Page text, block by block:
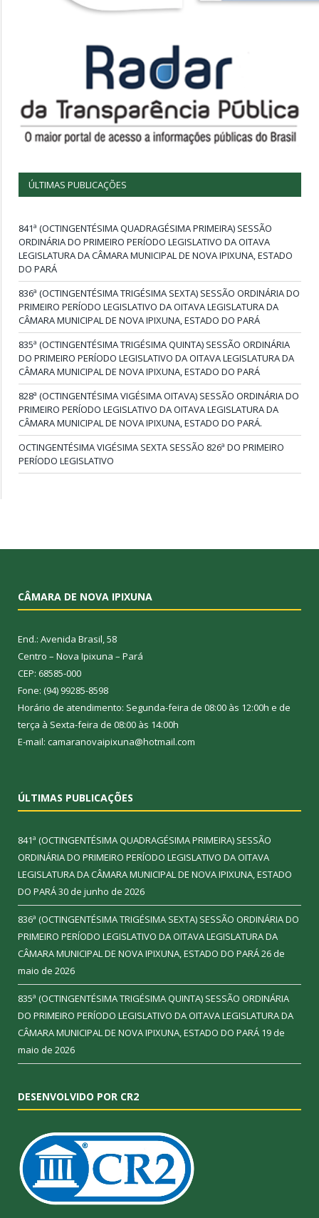
ÚLTIMAS PUBLICAÇÕES
841ª (OCTINGENTÉSIMA QUADRAGÉSIMA PRIMEIRA) SESSÃO
ORDINÁRIA DO PRIMEIRO PERÍODO LEGISLATIVO DA OITAVA
LEGISLATURA DA CÂMARA MUNICIPAL DE NOVA IPIXUNA, ESTADO
DO PARÁ
836ª (OCTINGENTÉSIMA TRIGÉSIMA SEXTA) SESSÃO ORDINÁRIA DO
PRIMEIRO PERÍODO LEGISLATIVO DA OITAVA LEGISLATURA DA
CÂMARA MUNICIPAL DE NOVA IPIXUNA, ESTADO DO PARÁ
835ª (OCTINGENTÉSIMA TRIGÉSIMA QUINTA) SESSÃO ORDINÁRIA
DO PRIMEIRO PERÍODO LEGISLATIVO DA OITAVA LEGISLATURA DA
CÂMARA MUNICIPAL DE NOVA IPIXUNA, ESTADO DO PARÁ
828ª (OCTINGENTÉSIMA VIGÉSIMA OITAVA) SESSÃO ORDINÁRIA DO
PRIMEIRO PERÍODO LEGISLATIVO DA OITAVA LEGISLATURA DA
CÂMARA MUNICIPAL DE NOVA IPIXUNA, ESTADO DO PARÁ.
OCTINGENTÉSIMA VIGÉSIMA SEXTA SESSÃO 826ª DO PRIMEIRO
PERÍODO LEGISLATIVO
CÂMARA DE NOVA IPIXUNA
End.: Avenida Brasil, 58
Centro – Nova Ipixuna – Pará
CEP: 68585-000
Fone: (94) 99285-8598
Horário de atendimento: Segunda-feira de 08:00 às 12:00h e de
terça à Sexta-feira de 08:00 às 14:00h
E-mail: camaranovaipixuna@hotmail.com
ÚLTIMAS PUBLICAÇÕES
841ª (OCTINGENTÉSIMA QUADRAGÉSIMA PRIMEIRA) SESSÃO
ORDINÁRIA DO PRIMEIRO PERÍODO LEGISLATIVO DA OITAVA
LEGISLATURA DA CÂMARA MUNICIPAL DE NOVA IPIXUNA, ESTADO
DO PARÁ30 de junho de 2026
836ª (OCTINGENTÉSIMA TRIGÉSIMA SEXTA) SESSÃO ORDINÁRIA DO
PRIMEIRO PERÍODO LEGISLATIVO DA OITAVA LEGISLATURA DA
CÂMARA MUNICIPAL DE NOVA IPIXUNA, ESTADO DO PARÁ26 de
maio de 2026
835ª (OCTINGENTÉSIMA TRIGÉSIMA QUINTA) SESSÃO ORDINÁRIA
DO PRIMEIRO PERÍODO LEGISLATIVO DA OITAVA LEGISLATURA DA
CÂMARA MUNICIPAL DE NOVA IPIXUNA, ESTADO DO PARÁ 19 de
maio de 2026
DESENVOLVIDO POR CR2